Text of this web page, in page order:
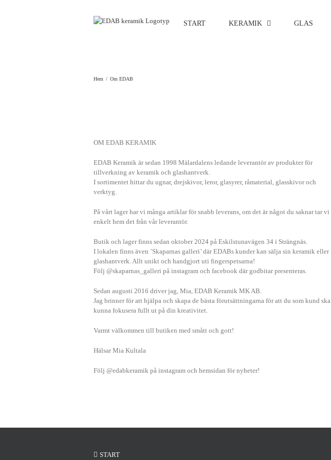
START KERAMIK GLAS
Hem Om EDAB
OM EDAB KERAMIK
EDAB Keramik är sedan 1998 Mälardalens ledande leverantör av produkter för
tillverkning av keramik och glashantverk.
I sortimentet hittar du ugnar, drejskivor, leror, glasyrer, råmaterial, glasskivor och
verktyg.
På vårt lager har vi många artiklar för snabb leverans, om det är något du saknar tar vi
enkelt hem det från vår leverantör.
Butik och lager finns sedan oktober 2024 på Eskilstunavägen 34 i Strängnäs.
I lokalen finns även ’Skaparnas galleri’ där EDABs kunder kan sälja sin keramik eller
glashantverk. Allt unikt och handgjort uti fingerspetsarna!
Följ @skaparnas_galleri på instagram och facebook där godbitar presenteras.
Sedan augusti 2016 driver jag, Mia, EDAB Keramik MK AB.
Jag brinner för att hjälpa och skapa de bästa förutsättningarna för att du som kund ska
kunna fokusera fullt ut på din kreativitet.
Varmt välkommen till butiken med smått och gott!
Hälsar Mia Kultala
Följ @edabkeramik på instagram och hemsidan för nyheter!
START